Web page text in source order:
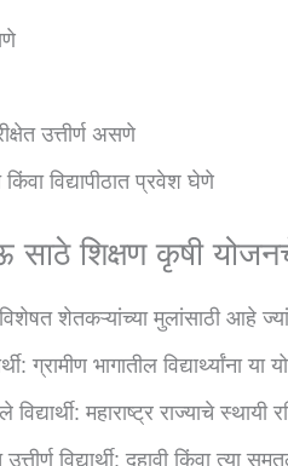
उत्तीर्ण असणे
किंवा विद्यापीठात प्रवेश घेणे
साठे शिक्षण कृषी
शेतकऱ्यांच्या मुलांसाठी आहे
ग्रामीण भागातील विद्यार्थ्यांना
विद्यार्थी: महाराष्ट्र राज्याचे
विद्यार्थी: दहावी किंवा त्या